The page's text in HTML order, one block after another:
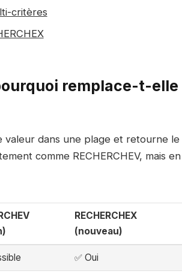
critères
remplace-t-elle
valeur dans une plage et retourne le
comme RECHERCHEV, mais en
RECHERCHEX
(nouveau)
✅ Oui